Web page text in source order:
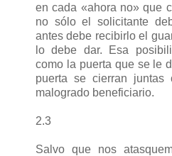
en cada «ahora no» que
no sólo el solicitante
antes debe recibirlo el
lo debe dar. Esa
como la puerta que se le
puerta se cierran
malogrado beneficiario.
2.3
Salvo que nos